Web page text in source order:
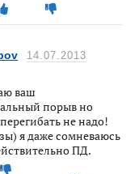
14.07.2013
ваш
порыв но
не надо!
я даже сомневаюсь
ПД.